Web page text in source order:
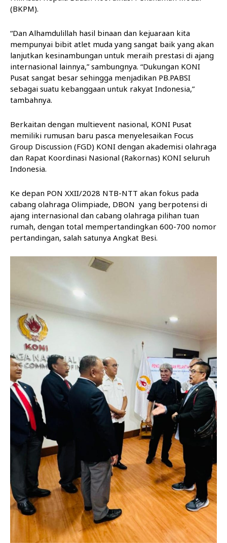
(BKPM).
“Dan Alhamdulillah hasil binaan dan kejuaraan kita
mempunyai bibit atlet muda yang sangat baik yang akan
lanjutkan kesinambungan untuk meraih prestasi di ajang
internasional lainnya,” sambungnya. “Dukungan KONI
Pusat sangat besar sehingga menjadikan PB.PABSI
sebagai suatu kebanggaan untuk rakyat Indonesia,”
tambahnya.
Berkaitan dengan multievent nasional, KONI Pusat
memiliki rumusan baru pasca menyelesaikan Focus
Group Discussion (FGD) KONI dengan akademisi olahraga
dan Rapat Koordinasi Nasional (Rakornas) KONI seluruh
Indonesia.
Ke depan PON XXII/2028 NTB-NTT akan fokus pada
cabang olahraga Olimpiade, DBON yang berpotensi di
ajang internasional dan cabang olahraga pilihan tuan
rumah, dengan total mempertandingkan 600-700 nomor
pertandingan, salah satunya Angkat Besi.